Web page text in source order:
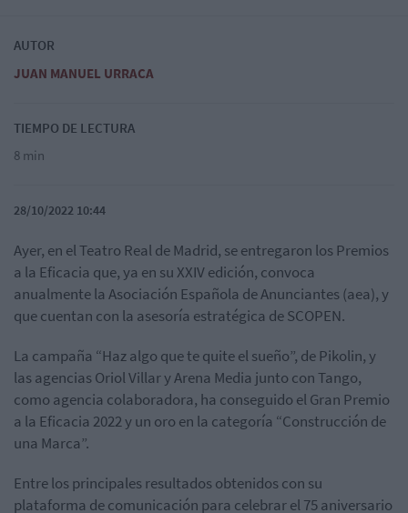
AUTOR
JUAN MANUEL URRACA
TIEMPO DE LECTURA
8 min
28/10/2022 10:44
Ayer, en el Teatro Real de Madrid, se entregaron los Premios
a la Eficacia que, ya en su XXIV edición, convoca
anualmente la Asociación Española de Anunciantes (aea), y
que cuentan con la asesoría estratégica de SCOPEN.
La campaña “Haz algo que te quite el sueño”, de Pikolin, y
las agencias Oriol Villar y Arena Media junto con Tango,
como agencia colaboradora, ha conseguido el Gran Premio
a la Eficacia 2022 y un oro en la categoría “Construcción de
una Marca”.
Entre los principales resultados obtenidos con su
plataforma de comunicación para celebrar el 75 aniversario